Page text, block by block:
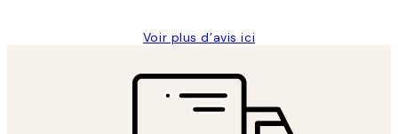
Voir plus d’avis ici